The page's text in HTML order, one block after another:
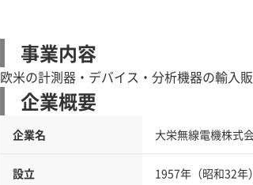
事業内容
欧米の計測器・デバイス・分析機器の輸入
企業概要
企業名 大栄無線電機株式
設立 1957年（昭和32年